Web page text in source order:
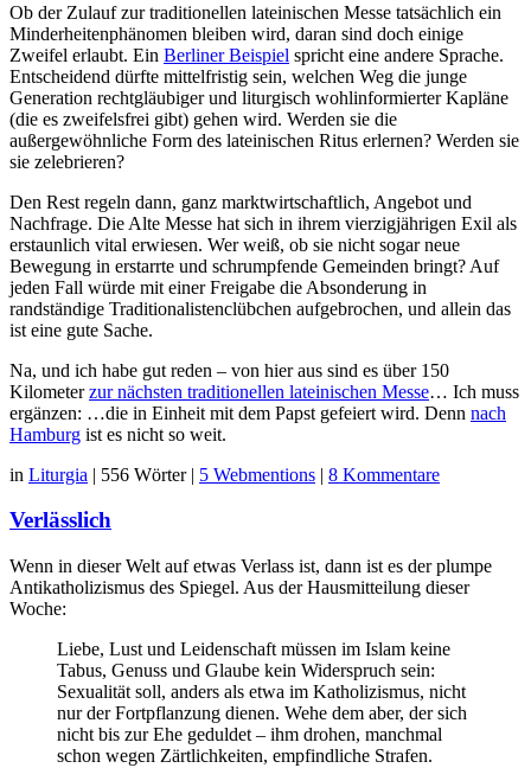
Ob der Zulauf zur traditionellen lateinischen Messe tatsächlich ein
Minderheitenphänomen bleiben wird, daran sind doch einige
Zweifel erlaubt. Ein Berliner Beispiel spricht eine andere Sprache.
Entscheidend dürfte mittelfristig sein, welchen Weg die junge
Generation rechtgläubiger und liturgisch wohlinformierter Kapläne
(die es zweifelsfrei gibt) gehen wird. Werden sie die
außergewöhnliche Form des lateinischen Ritus erlernen? Werden sie
sie zelebrieren?
Den Rest regeln dann, ganz marktwirtschaftlich, Angebot und
Nachfrage. Die Alte Messe hat sich in ihrem vierzigjährigen Exil als
erstaunlich vital erwiesen. Wer weiß, ob sie nicht sogar neue
Bewegung in erstarrte und schrumpfende Gemeinden bringt? Auf
jeden Fall würde mit einer Freigabe die Absonderung in
randständige Traditionalistenclübchen aufgebrochen, und allein das
ist eine gute Sache.
Na, und ich habe gut reden – von hier aus sind es über 150
Kilometerzur nächsten traditionellen lateinischen Messe… Ich muss
ergänzen: …die in Einheit mit dem Papst gefeiert wird. Denn nach
Hamburg ist es nicht so weit.
in Liturgia | 556 Wörter | 5 Webmentions | 8 Kommentare
Verlässlich
Wenn in dieser Welt auf etwas Verlass ist, dann ist es der plumpe
Antikatholizismus des Spiegel. Aus der Hausmitteilung dieser
Woche:
Liebe, Lust und Leidenschaft müssen im Islam keine
Tabus, Genuss und Glaube kein Widerspruch sein:
Sexualität soll, anders als etwa im Katholizismus, nicht
nur der Fortpflanzung dienen. Wehe dem aber, der sich
nicht bis zur Ehe geduldet – ihm drohen, manchmal
schon wegen Zärtlichkeiten, empfindliche Strafen.